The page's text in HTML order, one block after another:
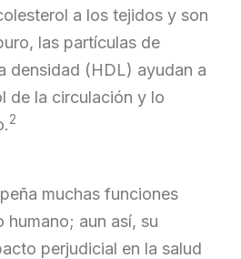
a los tejidos y son
las partículas de
densidad (HDL) ayudan a
de la circulación y lo
2
muchas funciones
humano; aun así, su
perjudicial en la salud